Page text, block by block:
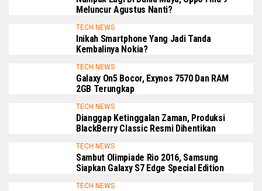
Meluncur Agustus Nanti?
TECH NEWS
Inikah Smartphone Yang Jadi Tanda
Kembalinya Nokia?
TECH NEWS
Galaxy On5 Bocor, Exynos 7570 Dan RAM
2GB Terungkap
TECH NEWS
Dianggap Ketinggalan Zaman, Produksi
BlackBerry Classic Resmi Dihentikan
TECH NEWS
Sambut Olimpiade Rio 2016, Samsung
Siapkan Galaxy S7 Edge Special Edition
TECH NEWS